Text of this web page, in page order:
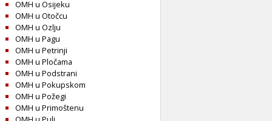
OMH u Osijeku
OMH u Otočcu
OMH u Ozlju
OMH u Pagu
OMH u Petrinji
OMH u Pločama
OMH u Podstrani
OMH u Pokupskom
OMH u Požegi
OMH u Primoštenu